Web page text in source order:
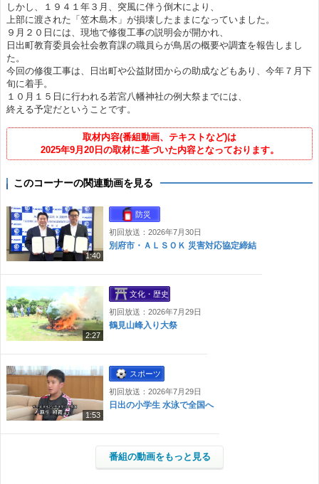
しかし、１９４１年３月、突風に伴う倒木により、
上部に渡された「笠木島木」が損壊したままになっていました。
９月２０日には、現地で修復工事の説明会が開かれ、
日出町教育委員会社会教育課の職員らが鳥居の概要や調査を報告しまし
た。
今回の修復工事は、日出町や公益財団からの助成などもあり、今年７月下
旬に着手。
１０月１５日に行われる若宮八幡神社の例大祭までには、
終える予定だということです。
取材内容(番組動画、テキストなど)は
2025年9月20日の取材に基づいた内容となっております。
このコーナーの関連動画を見る
1:40
防災
初回放送：2026年7月30日
別府市・ＡＬＳＯＫ 災害対応協定締結
2:27
文化・歴史
初回放送：2026年7月29日
鶴見山峰入り大祭
1:53
スポーツ
初回放送：2026年7月29日
日出の小学生 水泳で全国へ
番組の動画をもっと見る